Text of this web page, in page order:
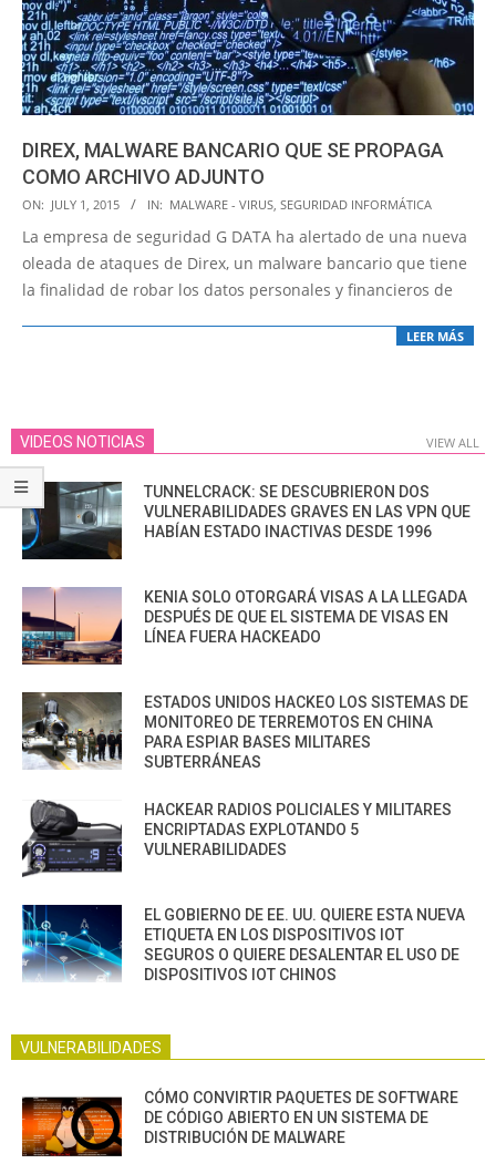
DIREX, MALWARE BANCARIO QUE SE PROPAGA
COMO ARCHIVO ADJUNTO
2015-
07-
01
ON: JULY 1, 2015 IN: MALWARE - VIRUS, SEGURIDAD INFORMÁTICA
La empresa de seguridad G DATA ha alertado de una nueva
oleada de ataques de Direx, un malware bancario que tiene
la finalidad de robar los datos personales y financieros de
LEER MÁS
VIDEOS NOTICIAS VIEW ALL
TUNNELCRACK: SE DESCUBRIERON DOS
VULNERABILIDADES GRAVES EN LAS VPN QUE
HABÍAN ESTADO INACTIVAS DESDE 1996
KENIA SOLO OTORGARÁ VISAS A LA LLEGADA
DESPUÉS DE QUE EL SISTEMA DE VISAS EN
LÍNEA FUERA HACKEADO
ESTADOS UNIDOS HACKEO LOS SISTEMAS DE
MONITOREO DE TERREMOTOS EN CHINA
PARA ESPIAR BASES MILITARES
SUBTERRÁNEAS
HACKEAR RADIOS POLICIALES Y MILITARES
ENCRIPTADAS EXPLOTANDO 5
VULNERABILIDADES
EL GOBIERNO DE EE. UU. QUIERE ESTA NUEVA
ETIQUETA EN LOS DISPOSITIVOS IOT
SEGUROS O QUIERE DESALENTAR EL USO DE
DISPOSITIVOS IOT CHINOS
VULNERABILIDADES
CÓMO CONVIRTIR PAQUETES DE SOFTWARE
DE CÓDIGO ABIERTO EN UN SISTEMA DE
DISTRIBUCIÓN DE MALWARE